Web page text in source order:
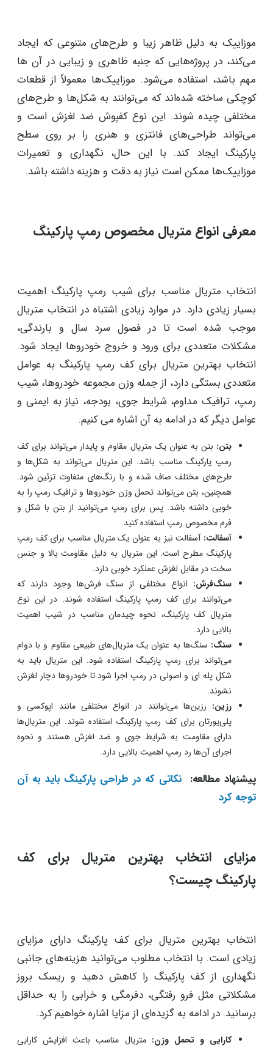
خلاقیت طراح امکان‌پذیر است. براساس نوع متریال لاشه،
استحکام، میزان سختی و زیبایی آن متفاوت خواهد بود.
مهم باشد، استفاده می‌شود. موزاییک‌ها معمولاً از قطعات
کوچکی ساخته شده‌اند که می‌توانند به شکل‌ها و طرح‌های
پارکینگ ایجاد کند. با این حال، نگهداری و تعمیرات
موزاییک‌ها ممکن است نیاز به دقت و هزینه داشته باشد.
معرفی انواع متریال مخصوص رمپ پارکینگ
بسیار زیادی دارد. در موارد زیادی اشتباه در انتخاب متریال
موجب شده است تا در فصول سرد سال و بارندگی،
مشکلات متعددی برای ورود و خروج خودروها ایجاد شود.
انتخاب بهترین متریال برای کف رمپ پارکینگ به عوامل
متعددی بستگی دارد، از جمله وزن مجموعه خودروها، شیب
رمپ، ترافیک مداوم، شرایط جوی، بودجه، نیاز به ایمنی و
عوامل دیگر که در ادامه به آن اشاره می کنیم.
بتن:بتن به عنوان یک متریال مقاوم و پایدار می‌تواند برای کف
رمپ پارکینگ مناسب باشد. این متریال می‌تواند به شکل‌ها و
طرح‌های مختلف صاف شده و با رنگ‌های متفاوت تزئین شود.
همچنین، بتن می‌تواند تحمل وزن خودروها و ترافیک رمپ را به
خوبی داشته باشد. پس برای رمپ می‌توانید از بتن با شکل و
فرم مخصوص رمپ استفاده کنید.
آسفالت:آسفالت نیز به عنوان یک متریال مناسب برای کف رمپ
پارکینگ مطرح است. این متریال به دلیل مقاومت بالا و جنس
سخت در مقابل لغزش عملکرد خوبی دارد.
سنگ‌فرش:انواع مختلفی از سنگ ‌فرش‌ها وجود دارند که
می‌توانند برای کف رمپ پارکینگ استفاده شوند. در این نوع
متریال کف پارکینگ، نحوه چیدمان مناسب در شیب اهمیت
بالایی دارد.
سنگ:سنگ‌ها به عنوان یک متریال‌های طبیعی مقاوم و با دوام
می‌تواند برای رمپ پارکینگ استفاده شود. این متریال باید به
پلی‌یورتان برای کف رمپ پارکینگ استفاده شوند. این متریال‌ها
دارای مقاومت به شرایط جوی و ضد لغزش هستند و نحوه
توجه کرد
مزایای انتخاب بهترین متریال برای کف
پارکینگ چیست؟